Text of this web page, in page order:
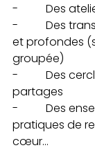
-          Des
-          Des
et profondes
groupée)
-          Des
partages
-          Des
pratiques de
cœur…